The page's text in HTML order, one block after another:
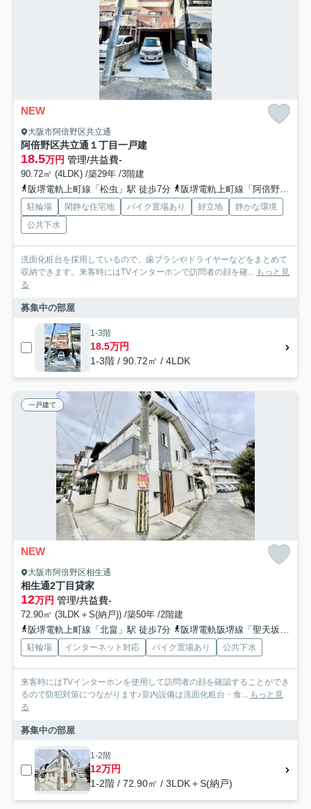
NEW
大阪市阿倍野区共立通
阿倍野区共立通１丁目一戸建
18.5万円 管理/共益費-
90.72㎡ (4LDK) /築29年 /3階建
阪堺電軌上町線「松虫」駅 徒歩7分
阪堺電軌上町線「阿倍野」駅 徒歩10分
駐輪場 閑静な住宅地 バイク置場あり 好立地
静かな環境
公共下水
洗面化粧台を採用しているので、歯ブラシやドライヤーなどをまとめて
収納できます。来客時にはTVインターホンで訪問者の顔を確... もっと見
る
募集中の部屋
1-3階
18.5万円
1-3階 / 90.72㎡ / 4LDK
一戸建て
NEW
大阪市阿倍野区相生通
相生通2丁目貸家
12万円 管理/共益費-
72.90㎡ (3LDK＋S(納戸)) /築50年 /2階建
阪堺電軌上町線「北畠」駅 徒歩7分
阪堺電軌阪堺線「聖天坂」駅 徒歩8分
駐輪場 インターネット対応 バイク置場あり 公共下水
来客時にはTVインターホンを使用して訪問者の顔を確認することができ
るので防犯対策につながります♪室内設備は洗面化粧台・食... もっと見
る
募集中の部屋
1-2階
12万円
1-2階 / 72.90㎡ / 3LDK＋S(納戸)